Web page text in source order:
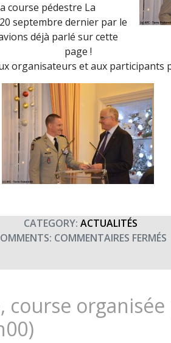
course pédestre La
septembre dernier par le
déjà parlé sur cette
page !
organisateurs et aux participants
CATEGORY: ACTUALITÉS
COMMENTAIRES FERMÉS
course